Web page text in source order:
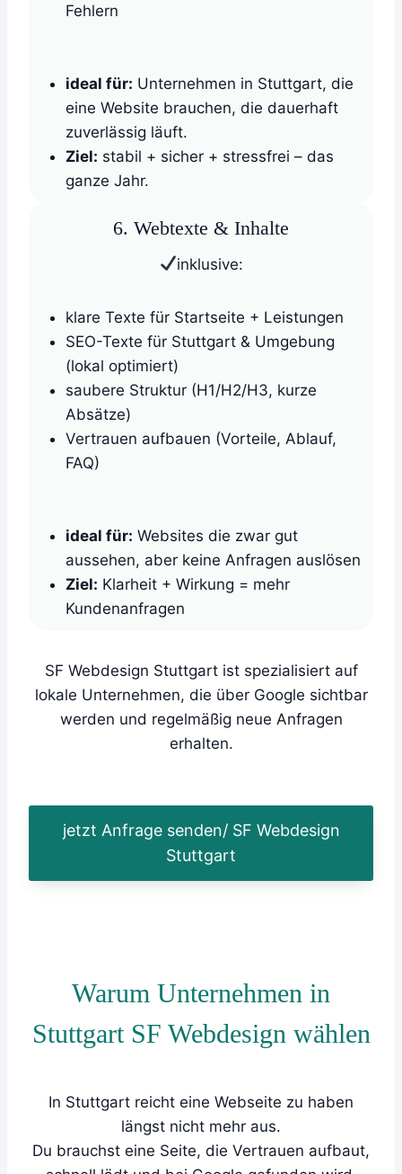
Fehlern
ideal für: Unternehmen in Stuttgart, die
eine Website brauchen, die dauerhaft
zuverlässig läuft.
Ziel: stabil + sicher + stressfrei – das
ganze Jahr.
6. Webtexte & Inhalte
inklusive:
klare Texte für Startseite + Leistungen
SEO-Texte für Stuttgart & Umgebung
(lokal optimiert)
saubere Struktur (H1/H2/H3, kurze
Absätze)
Vertrauen aufbauen (Vorteile, Ablauf,
FAQ)
ideal für: Websites die zwar gut
aussehen, aber keine Anfragen auslösen
Ziel: Klarheit + Wirkung = mehr
Kundenanfragen
SF Webdesign Stuttgart ist spezialisiert auf
lokale Unternehmen, die über Google sichtbar
werden und regelmäßig neue Anfragen
erhalten.
jetzt Anfrage senden/ SF Webdesign
Stuttgart
Warum Unternehmen in
Stuttgart SF Webdesign wählen
In Stuttgart reicht eine Webseite zu haben
längst nicht mehr aus.
Du brauchst eine Seite, die Vertrauen aufbaut,